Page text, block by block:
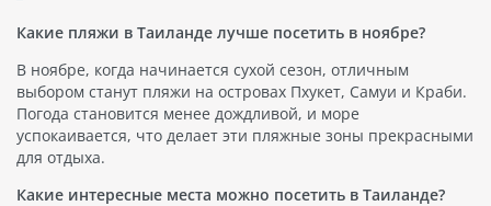
Какие пляжи в Таиланде лучше посетить в ноябре?
В ноябре, когда начинается сухой сезон, отличным
выбором станут пляжи на островах Пхукет, Самуи и Краби.
Погода становится менее дождливой, и море
успокаивается, что делает эти пляжные зоны прекрасными
для отдыха.
Какие интересные места можно посетить в Таиланде?